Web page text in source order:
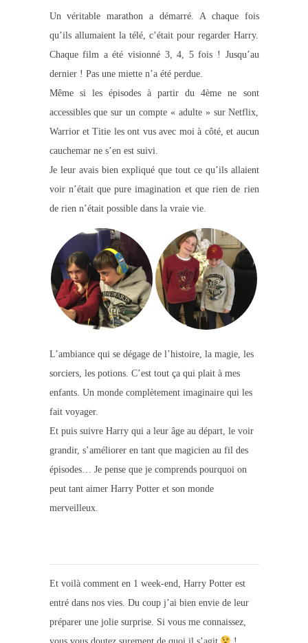
Un véritable marathon a démarré. A chaque fois
qu’ils allumaient la télé, c’était pour regarder Harry.
Chaque film a été visionné 3, 4, 5 fois ! Jusqu’au
dernier ! Pas une miette n’a été perdue.
Même si les épisodes à partir du 4ème ne sont
accessibles que sur un compte « adulte » sur Netflix,
Warrior et Titie les ont vus avec moi à côté, et aucun
cauchemar ne s’en est suivi.
Je leur avais bien expliqué que tout ce qu’ils allaient
voir n’était que pure imagination et que rien de rien
de rien n’était possible dans la vraie vie.
L’ambiance qui se dégage de l’histoire, la magie, les
sorciers, les potions. C’est tout ça qui plait à mes
enfants. Un monde complètement imaginaire qui les
fait voyager.
Et puis suivre Harry qui a leur âge au départ, le voir
grandir, s’améliorer en tant que magicien au fil des
épisodes… Je pense que je comprends pourquoi on
peut tant aimer Harry Potter et son monde
merveilleux.
Et voilà comment en 1 week-end, Harry Potter est
entré dans nos vies. Du coup j’ai bien envie de leur
préparer une jolie surprise. Si vous me connaissez,